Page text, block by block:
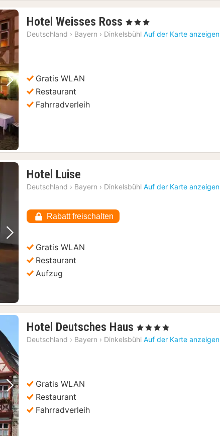
Nächstes Bild
Hotel Weisses Ross 1
Nacht
, 3 Sterne
Deutschland › Bayern › Dinkelsbühl Auf der Karte anzeigen
Gratis WLAN
Restaurant
Fahrradverleih
Nächstes Bild
Hotel Luise
Nacht
100,94
€
Deutschland › Bayern › Dinkelsbühl Auf der Karte anzeigen
Rabatt freischalten
Gratis WLAN
Restaurant
Aufzug
Nächstes Bild
Hotel Deutsches Haus 1
Nacht
, 4 Sterne
Deutschland › Bayern › Dinkelsbühl Auf der Karte anzeigen
Gratis WLAN
Restaurant
Fahrradverleih